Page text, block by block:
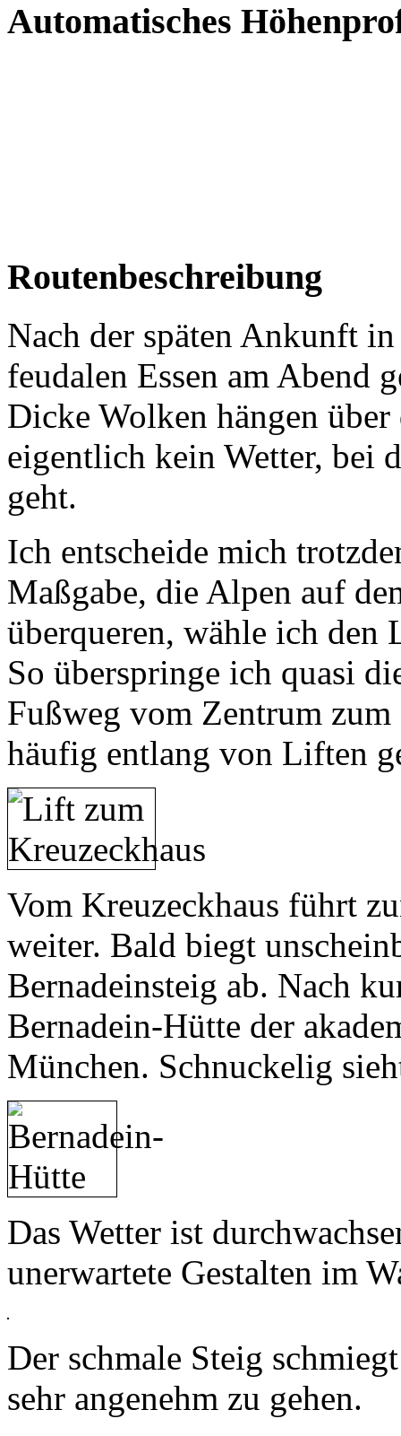
Automatisches
Routenbeschreibung
Nach der späten Ankunft
feudalen Essen am Abend
Dicke Wolken hängen
eigentlich kein Wetter, bei
geht.
Ich entscheide mich
Maßgabe, die Alpen auf
überqueren, wähle ich
So überspringe ich quasi
Fußweg vom Zentrum
häufig entlang von Liften
Vom Kreuzeckhaus führt
weiter. Bald biegt
Bernadeinsteig ab. Nach
Bernadein-Hütte der
München. Schnuckelig
Das Wetter ist
unerwartete Gestalten im
Der schmale Steig
sehr angenehm zu gehen.